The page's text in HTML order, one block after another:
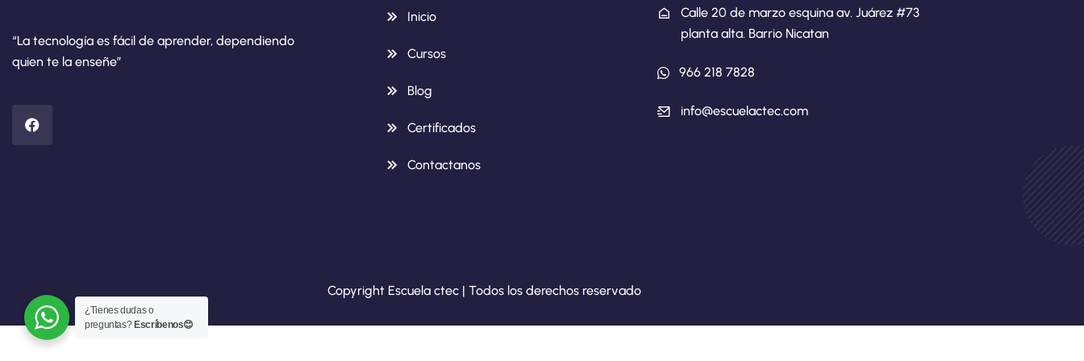
“La tecnología es fácil de aprender, dependiendo
quien te la enseñe”
Inicio
Cursos
Blog
Certificados
Contactanos
Calle 20 de marzo esquina av. Juárez #73
planta alta. Barrio Nicatan
966 218 7828
info@escuelactec.com
Copyright Escuela ctec | Todos los derechos reservado
¿Tienes dudas o
preguntas? Escríbenos😊